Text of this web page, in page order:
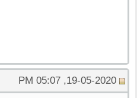
19-05-2020, 05:07 PM